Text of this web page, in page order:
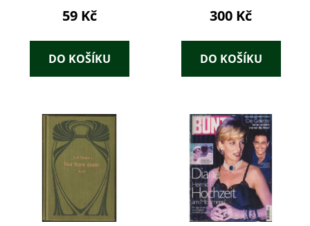
59 Kč
DO KOŠÍKU
300 Kč
DO KOŠÍKU